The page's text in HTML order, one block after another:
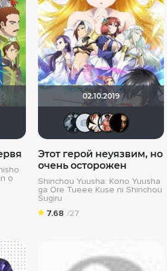
o
02.10.2019
Noramel
Этот герой неуязвим, но
очень осторожен
Shinchou Yuusha: Kono Yuusha
ga Ore Tueee Kuse ni Shinchou
Sugiru
7.68 /27